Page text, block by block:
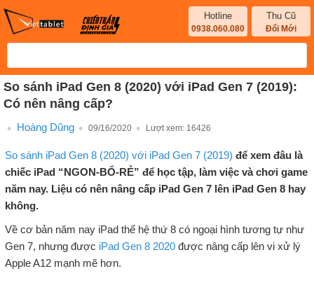
Hotline
0938.060.080
Thu Cũ
Đổi Mới
So sánh iPad Gen 8 (2020) với iPad Gen 7 (2019):
Có nên nâng cấp?
Hoàng Dũng 09/16/2020 Lượt xem: 16426
So sánh iPad Gen 8 (2020) với iPad Gen 7 (2019) để xem đâu là
chiếc iPad “NGON-BỔ-RẺ” để học tập, làm việc và chơi game
năm nay. Liệu có nên nâng cấp iPad Gen 7 lên iPad Gen 8 hay
không.
Về cơ bản năm nay iPad thế hệ thứ 8 có ngoại hình tương tự như
Gen 7, nhưng được iPad Gen 8 2020được nâng cấp lên vi xử lý
Apple A12 mạnh mẽ hơn.